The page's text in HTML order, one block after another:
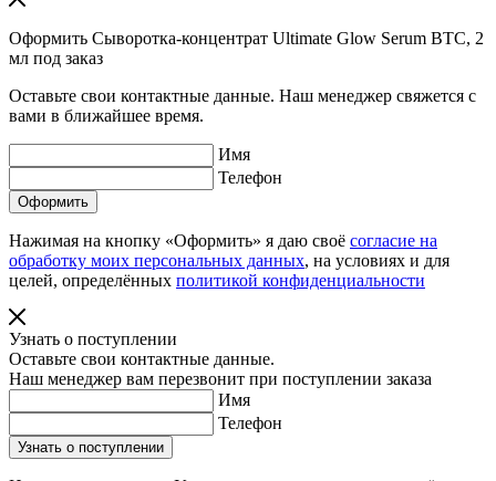
Оформить Сыворотка-концентрат Ultimate Glow Serum BTC, 2
мл под заказ
Оставьте свои контактные данные. Наш менеджер свяжется с
вами в ближайшее время.
Имя
Телефон
Нажимая на кнопку «Оформить» я даю своё согласие на
обработку моих персональных данных, на условиях и для
целей, определённых политикой конфиденциальности
Узнать о поступлении
Оставьте свои контактные данные.
Наш менеджер вам перезвонит при поступлении заказа
Имя
Телефон